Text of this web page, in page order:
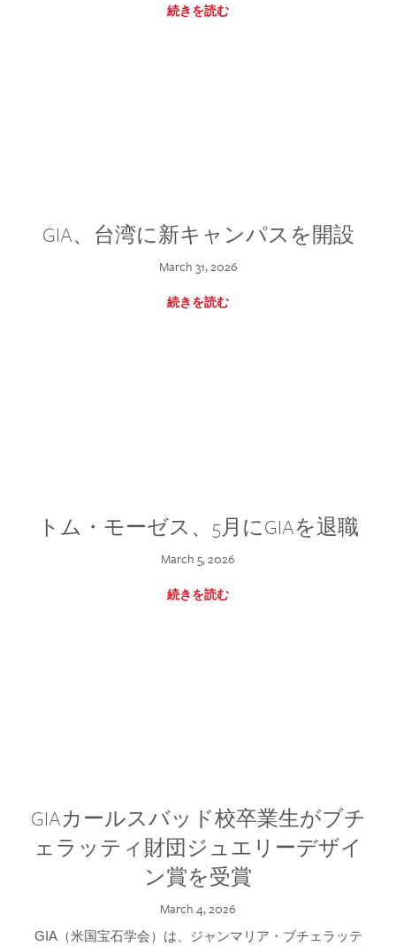
続きを読む
GIA、台湾に新キャンパスを開設
March 31, 2026
続きを読む
トム・モーゼス、5月にGIAを退職
March 5, 2026
続きを読む
GIAカールスバッド校卒業生がブチ
ェラッティ財団ジュエリーデザイ
ン賞を受賞
March 4, 2026
GIA（米国宝石学会）は、ジャンマリア・ブチェラッテ